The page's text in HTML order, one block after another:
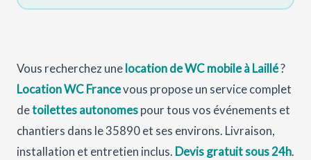
Vous recherchez unelocation de WC mobile à Laillé?
Location WC Francevous propose un service complet
detoilettes autonomespour tous vos événements et
chantiers dans le 35890 et ses environs. Livraison,
installation et entretien inclus. Devis gratuit sous 24h.